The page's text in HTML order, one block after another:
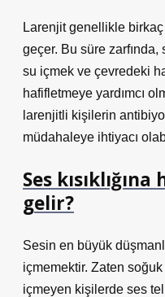
Larenjit genellikle
geçer. Bu süre
su içmek ve çevredeki
hafifletmeye yardımcı
larenjitli kişilerin
müdahaleye ihtiyacı
Ses
gelir?
Sesin en büyük
içmemektir. Zaten
içmeyen kişilerde ses